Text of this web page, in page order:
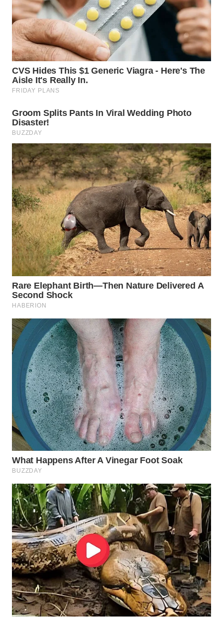
WN
DEPOK
WN
TAPANULI
UTARA
WN
WN
LAWAS
WN
SUMEDANG
WN
CIANJUR
WN
KEPULAUAN
SERIBU
WN
TANGERANG
BINJAI
WN
CIREBON
WN
INDRAMAYU
WN
KUNINGAN
MAJALENGKA
WN
SUBANG
WN
SUKABUMI
WN
PURWAKARTA